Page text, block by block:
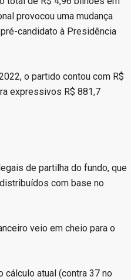
provocou uma mudança
candidato à Presidência
o partido contou com R$
expressivos R$ 881,7
de partilha do fundo, que
com base no
veio em cheio para o
atual (contra 37 no